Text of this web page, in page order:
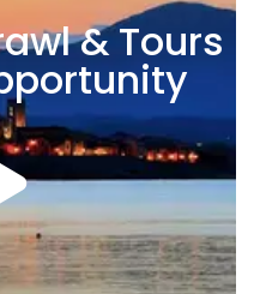
& Tours